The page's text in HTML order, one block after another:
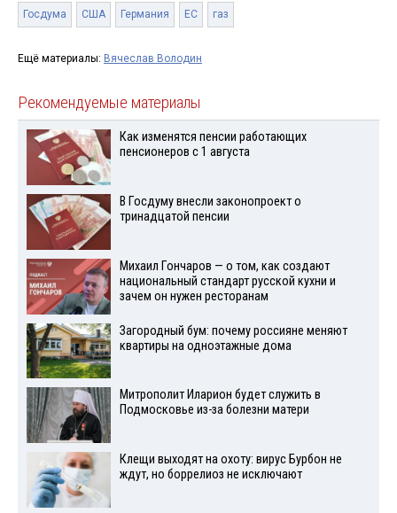
Госдума США Германия ЕС газ
Ещё материалы: Вячеслав Володин
Рекомендуемые материалы
Как изменятся пенсии работающих
пенсионеров с 1 августа
В Госдуму внесли законопроект о
тринадцатой пенсии
Михаил Гончаров — о том, как создают
национальный стандарт русской кухни и
зачем он нужен ресторанам
Загородный бум: почему россияне меняют
квартиры на одноэтажные дома
Митрополит Иларион будет служить в
Подмосковье из-за болезни матери
Клещи выходят на охоту: вирус Бурбон не
ждут, но боррелиоз не исключают